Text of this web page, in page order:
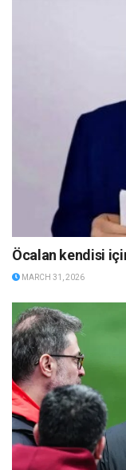
Öcalan kendisi
MARCH 31, 2026